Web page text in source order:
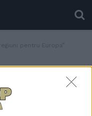
pentru Europa”
a cîștigat turneul